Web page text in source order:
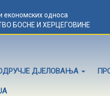
економских односа
БОСНЕ И ХЕРЦЕГОВИНЕ
ДЈЕЛОВАЊА